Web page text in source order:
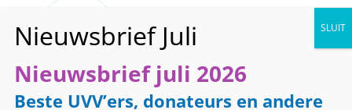
« Alle Evenementen
Nieuwsbrief juli 2026
Beste UVV’ers, donateurs en andere